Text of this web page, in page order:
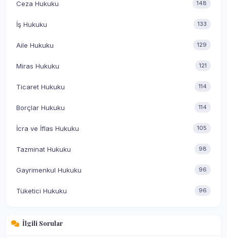
Ceza Hukuku 148
İş Hukuku 133
Aile Hukuku 129
Miras Hukuku 121
Ticaret Hukuku 114
Borçlar Hukuku 114
İcra ve İflas Hukuku 105
Tazminat Hukuku 98
Gayrimenkul Hukuku 96
Tüketici Hukuku 96
İlgili Sorular